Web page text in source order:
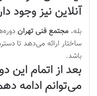
آنلاین نیز وجود
بله، مجتمع فنی تهران
ساختار ارائه می‌دهد تا
باشد.
بعد از اتمام این
می‌توانم ادامه